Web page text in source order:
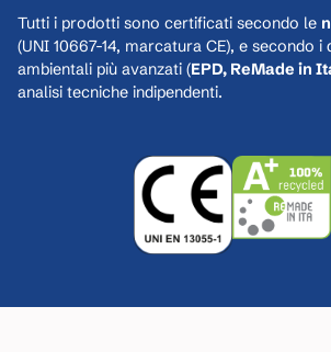
Tutti i prodotti sono certificati secondo le
(UNI 10667-14, marcatura CE), e secondo i
ambientali più avanzati (EPD, ReMade in
analisi tecniche indipendenti.